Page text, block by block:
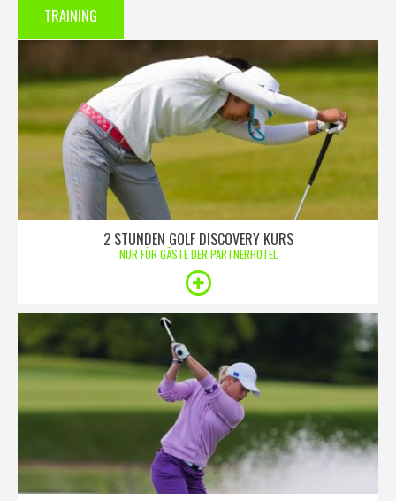
TRAINING
2 STUNDEN GOLF DISCOVERY KURS
NUR FÜR GÄSTE DER PARTNERHOTEL